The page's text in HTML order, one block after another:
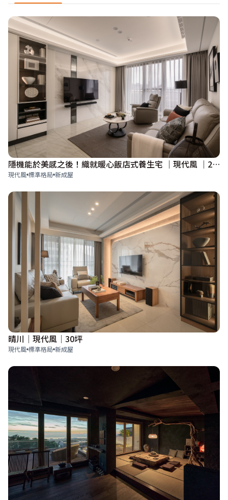
隱機能於美感之後！織就暖心飯店式養生宅 ｜現代風 ｜27坪
現代風 標準格局 新成屋
晴川│現代風│30坪
現代風 標準格局 新成屋